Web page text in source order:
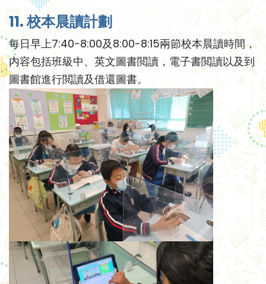
11. 校本晨讀計劃
每日早上7:40-8:00及8:00-8:15兩節校本晨讀時間，
内容包括班級中、英文圖書閲讀，電子書閲讀以及到
圖書館進行閲讀及借還圖書。